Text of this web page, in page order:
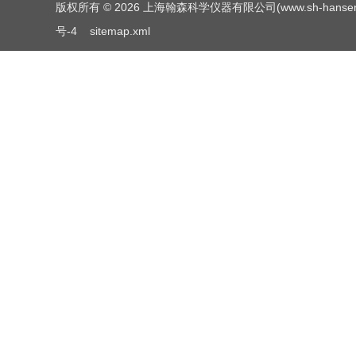
版权所有 © 2026 上海翰森科学仪器有限公司(www.sh-
号-4
sitemap.xml